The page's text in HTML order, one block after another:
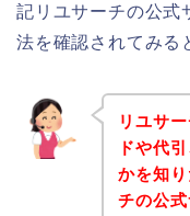
記リユサーチの公式
法を確認されてみる
リユサ
ドや代
かを知
チの公